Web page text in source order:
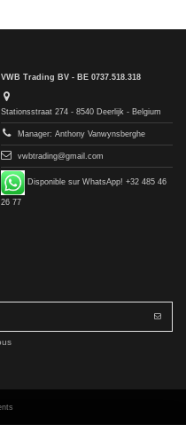
VWB Trading BV - BE 0737.518.318
Stationsstraat 274 - 8540 Deerlijk - Belgium
Manager: Anthony Vanwynsberghe
vwbtrading@gmail.com
Disponible sur WhatsApp! +32 485 46
26 77